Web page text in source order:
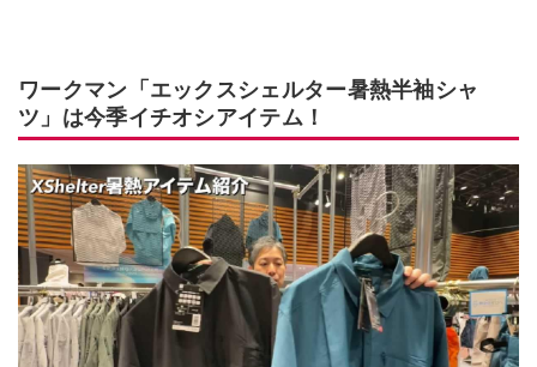
ワークマン「エックスシェルター暑熱半袖シャ
ツ」は今季イチオシアイテム！